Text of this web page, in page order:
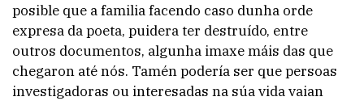
posible que a familia facendo caso dunha orde
expresa da poeta, puidera ter destruído, entre
outros documentos, algunha imaxe máis das que
chegaron até nós. Tamén podería ser que persoas
investigadoras ou interesadas na súa vida vaian